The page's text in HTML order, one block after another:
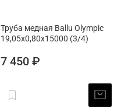
Труба медная Ballu Olympic
19,05х0,80х15000 (3/4)
7 450 ₽